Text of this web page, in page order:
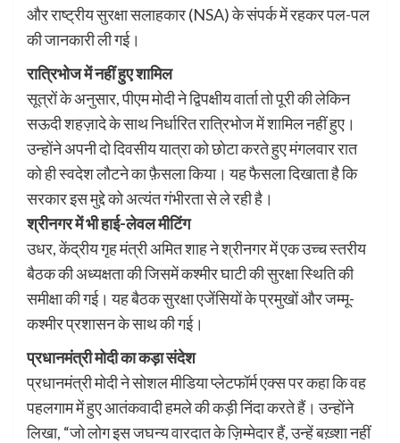
और राष्ट्रीय सुरक्षा सलाहकार (NSA) के संपर्क में रहकर पल-पल
की जानकारी ली गई।
रात्रिभोज में नहीं हुए शामिल
सूत्रों के अनुसार, पीएम मोदी ने द्विपक्षीय वार्ता तो पूरी की लेकिन
सऊदी शहज़ादे के साथ निर्धारित रात्रिभोज में शामिल नहीं हुए।
उन्होंने अपनी दो दिवसीय यात्रा को छोटा करते हुए मंगलवार रात
को ही स्वदेश लौटने का फ़ैसला किया। यह फैसला दिखाता है कि
सरकार इस मुद्दे को अत्यंत गंभीरता से ले रही है।
श्रीनगर में भी हाई-लेवल मीटिंग
उधर, केंद्रीय गृह मंत्री अमित शाह ने श्रीनगर में एक उच्च स्तरीय
बैठक की अध्यक्षता की जिसमें कश्मीर घाटी की सुरक्षा स्थिति की
समीक्षा की गई। यह बैठक सुरक्षा एजेंसियों के प्रमुखों और जम्मू-
कश्मीर प्रशासन के साथ की गई।
प्रधानमंत्री मोदी का कड़ा संदेश
प्रधानमंत्री मोदी ने सोशल मीडिया प्लेटफॉर्म एक्स पर कहा कि वह
पहलगाम में हुए आतंकवादी हमले की कड़ी निंदा करते हैं। उन्होंने
लिखा, “जो लोग इस जघन्य वारदात के ज़िम्मेदार हैं, उन्हें बख़्शा नहीं